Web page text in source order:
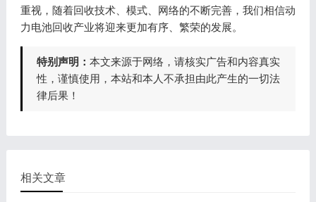
重视，随着回收技术、模式、网络的不断完善，我们相信动
力电池回收产业将迎来更加有序、繁荣的发展。
特别声明： 本文来源于网络，请核实广告和内容真实
性，谨慎使用，本站和本人不承担由此产生的一切法
律后果！
相关文章